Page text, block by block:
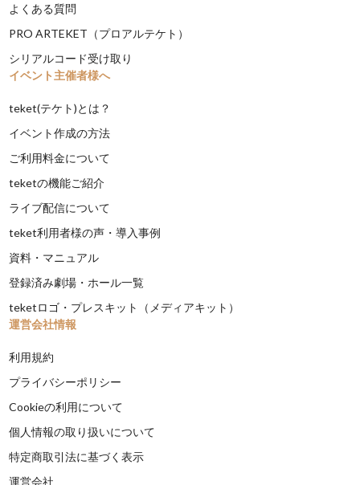
よくある質問
PRO ARTEKET（プロアルテケト）
シリアルコード受け取り
イベント主催者様へ
teket(テケト)とは？
イベント作成の方法
ご利用料金について
teketの機能ご紹介
ライブ配信について
teket利用者様の声・導入事例
資料・マニュアル
登録済み劇場・ホール一覧
teketロゴ・プレスキット（メディアキット）
運営会社情報
利用規約
プライバシーポリシー
Cookieの利用について
個人情報の取り扱いについて
特定商取引法に基づく表示
運営会社